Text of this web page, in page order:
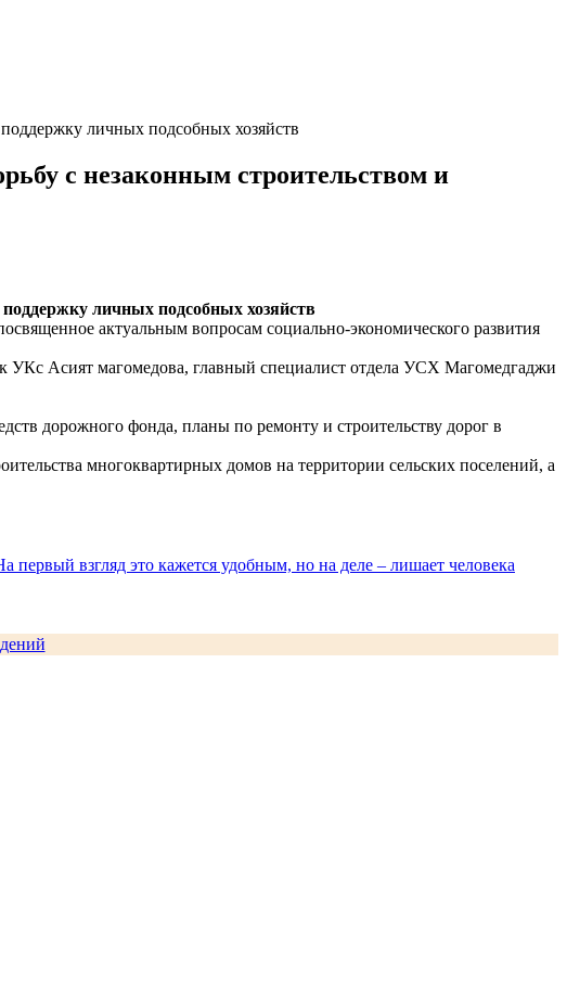
личных подсобных хозяйств
с незаконным строительством и
личных подсобных хозяйств
актуальным вопросам социально-экономического развития
УКс Асият магомедова, главный специалист отдела УСХ Магомедгаджи
дорожного фонда, планы по ремонту и строительству дорог в
многоквартирных домов на территории сельских поселений, а
первый взгляд это кажется удобным, но на деле – лишает человека